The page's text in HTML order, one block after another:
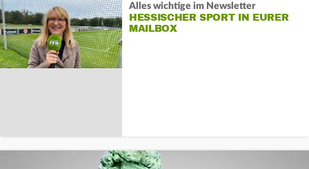
Alles wichtige im Newsletter
HESSISCHER SPORT IN EURER
MAILBOX